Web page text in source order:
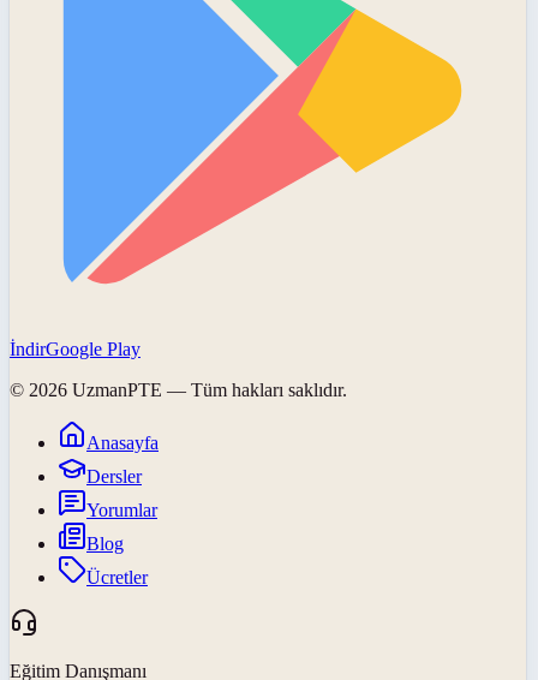
İndirGoogle Play
© 2026 UzmanPTE — Tüm hakları saklıdır.
Anasayfa
Dersler
Yorumlar
Blog
Ücretler
Eğitim Danışmanı